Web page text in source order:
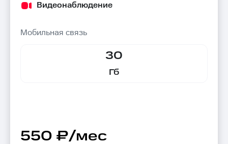
Видеонаблюдение
Мобильная связь
30
Гб
550 ₽/мес